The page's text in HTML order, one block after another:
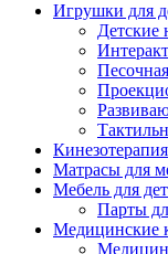
Игрушки для
Детские
Кинезотерапия
Матрасы для
Мебель для
Парты
Медицинские